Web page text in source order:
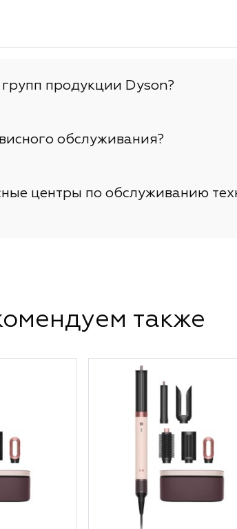
продукции Dyson?
обслуживания?
центры по обслуживанию
также